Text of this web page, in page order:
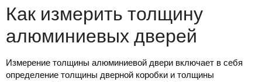
Как измерить толщину
алюминиевых дверей
Измерение толщины алюминиевой двери включает в себя
определение толщины дверной коробки и толщины